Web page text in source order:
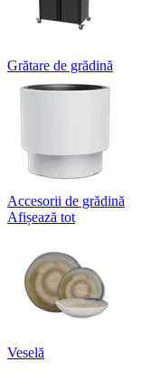
Grătare de grădină
Accesorii de grădină
Afișează tot
Veselă